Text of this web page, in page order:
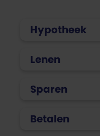
Hypotheek
Lenen
Sparen
Betalen